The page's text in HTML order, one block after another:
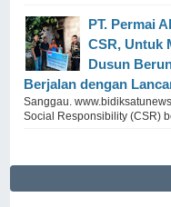
PT. Permai
CSR, Untuk
Dusun
Berjalan dengan
Sanggau.
Social Responsibility (CSR)